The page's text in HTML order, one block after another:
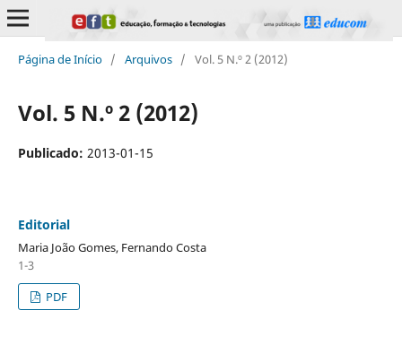
Página de Início / Arquivos / Vol. 5 N.º 2 (2012)
Vol. 5 N.º 2 (2012)
Publicado: 2013-01-15
Editorial
Maria João Gomes, Fernando Costa
1-3
PDF